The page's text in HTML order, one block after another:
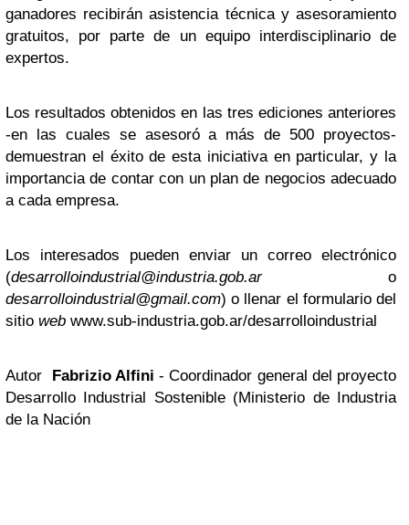
ganadores recibirán asistencia técnica y asesoramiento
gratuitos, por parte de un equipo interdisciplinario de
expertos.
Los resultados obtenidos en las tres ediciones anteriores
-en las cuales se asesoró a más de 500 proyectos-
demuestran el éxito de esta iniciativa en particular, y la
importancia de contar con un plan de negocios adecuado
a cada empresa.
Los interesados pueden enviar un correo electrónico
(desarrolloindustrial@industria.gob.aro
desarrolloindustrial@gmail.com) o llenar el formulario del
sitio web www.sub-industria.gob.ar/desarrolloindustrial
Autor Fabrizio Alfini - Coordinador general del proyecto
Desarrollo Industrial Sostenible (Ministerio de Industria
de la Nación